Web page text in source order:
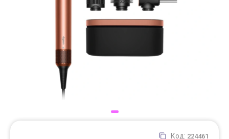
Самовывоз
Trade-In
Код: 224461